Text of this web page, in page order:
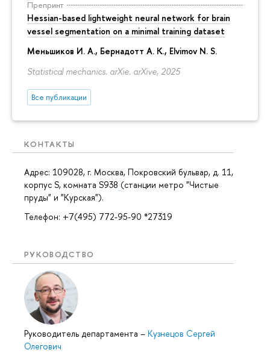
Препринт
Hessian-based lightweight neural network for brain
vessel segmentation on a minimal training dataset
Меньшиков И. А., Бернадотт А. К., Elvimov N. S.
Statistical mechanics. arXie. arXive, 2025
Все публикации
КОНТАКТЫ
Адрес: 109028, г. Москва, Покровский бульвар, д. 11,
корпус S, комната S938 (станции метро "Чистые
пруды" и "Курская").
Телефон: +7(495) 772-95-90 *27319
РУКОВОДСТВО
Руководитель департамента – Кузнецов Сергей
Олегович